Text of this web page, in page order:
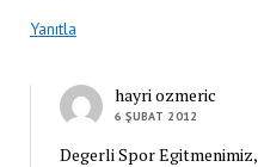
Yanıtla
hayri ozmeric
6 ŞUBAT 2012
Degerli Spor Egitmenimiz,